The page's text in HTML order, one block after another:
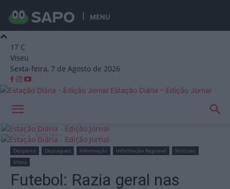
MENU
17 C
Viseu
Sexta-feira, 7 de Agosto de 2026
Estação Diária – Edição Jornal
Início Desporto
Desporto Destaques Informação Informação Regional
Notícias
Viseu
Futebol: Razia geral nas